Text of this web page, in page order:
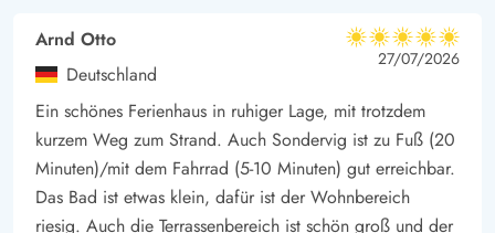
Arnd Otto
Deutschland
5 von 5
5 von 5
5 out of 5
27/07/2026
Ein schönes Ferienhaus in ruhiger Lage, mit trotzdem
kurzem Weg zum Strand. Auch Sondervig ist zu Fuß (20
Minuten)/mit dem Fahrrad (5-10 Minuten) gut erreichbar.
Das Bad ist etwas klein, dafür ist der Wohnbereich
riesig. Auch die Terrassenbereich ist schön groß und der